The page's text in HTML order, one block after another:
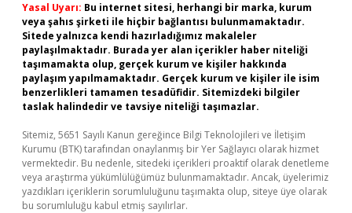
Yasal Uyarı: Bu internet sitesi, herhangi bir marka, kurum
veya şahıs şirketi ile hiçbir bağlantısı bulunmamaktadır.
Sitede yalnızca kendi hazırladığımız makaleler
paylaşılmaktadır. Burada yer alan içerikler haber niteliği
taşımamakta olup, gerçek kurum ve kişiler hakkında
paylaşım yapılmamaktadır. Gerçek kurum ve kişiler ile isim
benzerlikleri tamamen tesadüfidir. Sitemizdeki bilgiler
taslak halindedir ve tavsiye niteliği taşımazlar.
Sitemiz, 5651 Sayılı Kanun gereğince Bilgi Teknolojileri ve İletişim
Kurumu (BTK) tarafından onaylanmış bir Yer Sağlayıcı olarak hizmet
vermektedir. Bu nedenle, sitedeki içerikleri proaktif olarak denetleme
veya araştırma yükümlülüğümüz bulunmamaktadır. Ancak, üyelerimiz
yazdıkları içeriklerin sorumluluğunu taşımakta olup, siteye üye olarak
bu sorumluluğu kabul etmiş sayılırlar.